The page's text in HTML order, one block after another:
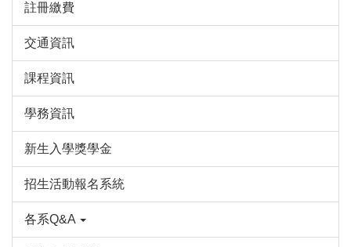
註冊繳費
交通資訊
課程資訊
學務資訊
新生入學獎學金
招生活動報名系統
各系Q&A